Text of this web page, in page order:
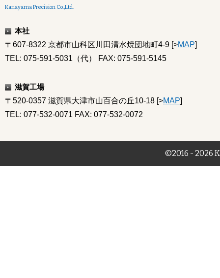
Kanayama Precision Co.,Ltd.
本社
〒607-8322 京都市山科区川田清水焼団地町4-9 [>MAP]
TEL: 075-591-5031（代） FAX: 075-591-5145
滋賀工場
〒520-0357 滋賀県大津市山百合の丘10-18 [>MAP]
TEL: 077-532-0071 FAX: 077-532-0072
©2016 - 2026